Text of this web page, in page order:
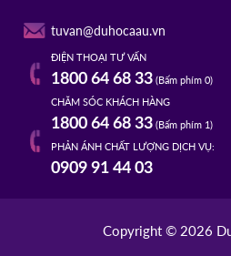
tuvan@duhocaau.vn
ĐIỆN THOẠI TƯ VẤN
1800 64 68 33(Bấm phím 0)
CHĂM SÓC KHÁCH HÀNG
1800 64 68 33(Bấm phím 1)
PHẢN ÁNH CHẤT LƯỢNG DỊCH VỤ:
0909 91 44 03
Copyright © 2026